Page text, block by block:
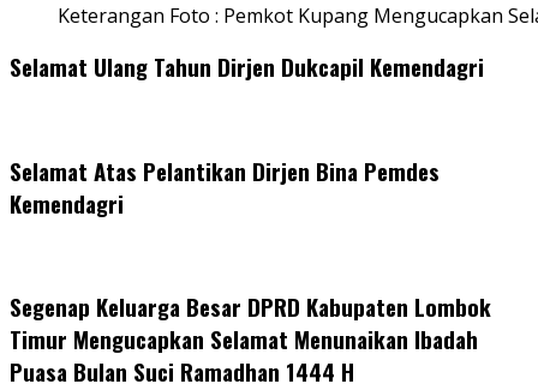
Keterangan Foto : Pemkot Kupang Mengucapkan
Selamat Ulang Tahun Dirjen Dukcapil Kemendagri
Selamat Atas Pelantikan Dirjen Bina Pemdes
Kemendagri
Segenap Keluarga Besar DPRD Kabupaten Lombok
Timur Mengucapkan Selamat Menunaikan Ibadah
Puasa Bulan Suci Ramadhan 1444 H